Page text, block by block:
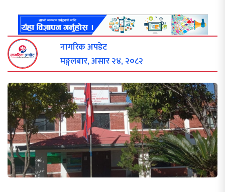
नागरिक अपडेट
मङ्गलबार, असार २४, २०८२